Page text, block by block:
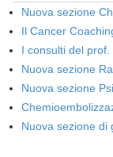
Nuova sezione
Il Cancer
I consulti del
Nuova sezione
Nuova sezione
Nuova sezione di